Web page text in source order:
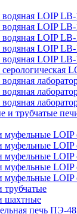
водяная LOIP
водяная LOIP
водяная LOIP LB-
водяная LOIP LB-
водяная LOIP
серологическая
водяная
водяная
водяная
и трубчатые
муфельные LOIP
муфельные LOIP
муфельные LOIP
муфельные LOIP
муфельные LOIP
трубчатые
шахтные
печь ПЭ-